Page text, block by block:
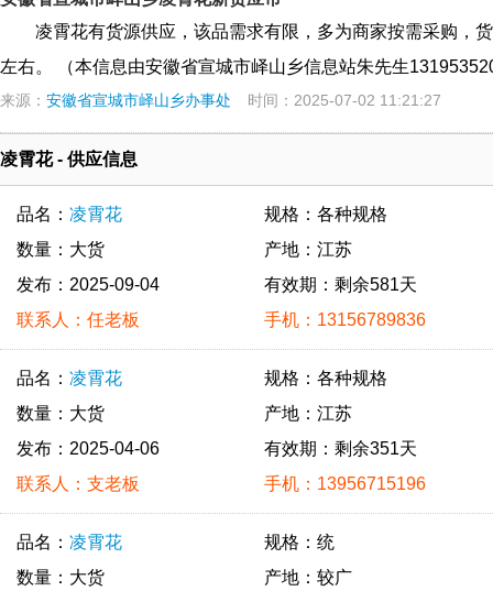
凌霄花有货源供应，该品需求有限，多为商家按需采购，
左右。 （本信息由安徽省宣城市峄山乡信息站朱先生
来源： 安徽省宣城市峄山乡办事处 时间：2025-07-02 11:21:27
凌霄花 - 供应信息
品名： 凌霄花
数量：大货
发布：2025-09-04
联系人：任老板
规格：各种规格
产地：江苏
有效期：剩余581天
手机：13156789836
品名： 凌霄花
数量：大货
发布：2025-04-06
联系人：支老板
规格：各种规格
产地：江苏
有效期：剩余351天
手机：13956715196
品名： 凌霄花
数量：大货
规格：统
产地：较广